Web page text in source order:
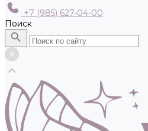
+7 (985) 627-04-00
Поиск